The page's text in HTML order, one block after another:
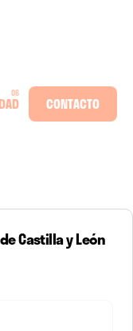
CONTACTO
Castilla y León